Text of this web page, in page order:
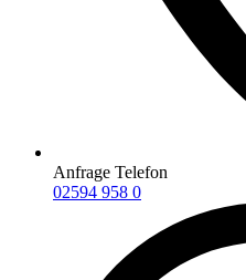
Anfrage Telefon
02594 958 0